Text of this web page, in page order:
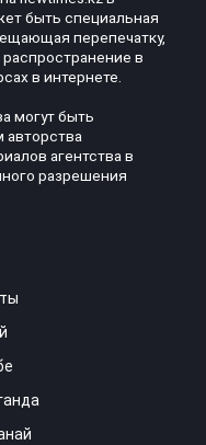
быть специальная
перепечатку,
в
в интернете.
могут быть
авторства
агентства в
разрешения